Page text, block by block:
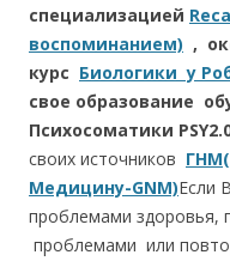
специализацией
воспоминанием) ,
курс Биологики у
свое образование
Психосоматики
своих источников
Медицину-GNM)Если
проблемами здоровья,
проблемами или